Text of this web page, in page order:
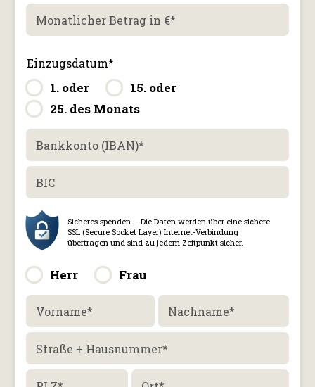
Monatlicher Betrag in €*
Einzugsdatum*
1. oder
15. oder
25. des Monats
Bankkonto (IBAN)*
BIC
Herr Frau
Vorname* Nachname*
Straße + Hausnummer*